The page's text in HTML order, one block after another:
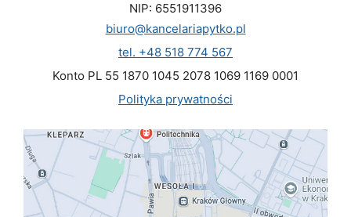
NIP: 6551911396
biuro@kancelariapytko.pl
tel. +48 518 774 567
Konto PL 55 1870 1045 2078 1069 1169 0001
Polityka prywatności